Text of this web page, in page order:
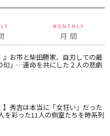
MONTHLY
月 間
』お市と柴田勝家、自刃しての最
句」…運命を共にした２人の悲劇
】秀吉は本当に「女狂い」だった
を彩った11人の側室たちを時系列